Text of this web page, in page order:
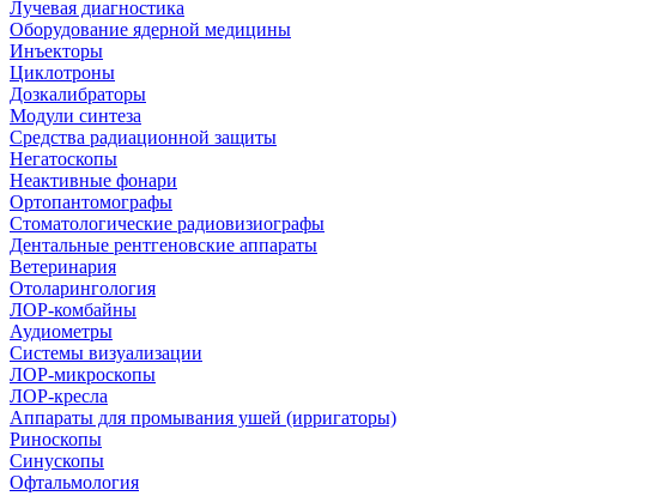
Лучевая диагностика
Оборудование ядерной медицины
Инъекторы
Циклотроны
Дозкалибраторы
Модули синтеза
Средства радиационной защиты
Негатоскопы
Неактивные фонари
Ортопантомографы
Стоматологические радиовизиографы
Дентальные рентгеновские аппараты
Ветеринария
Отоларингология
ЛОР-комбайны
Аудиометры
Системы визуализации
ЛОР-микроскопы
ЛОР-кресла
Аппараты для промывания ушей (ирригаторы)
Риноскопы
Синускопы
Офтальмология